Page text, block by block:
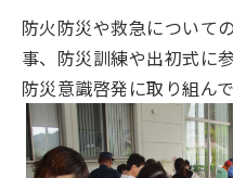
防火防災や救急について
事、防災訓練や出初式に
防災意識啓発に取り組んで